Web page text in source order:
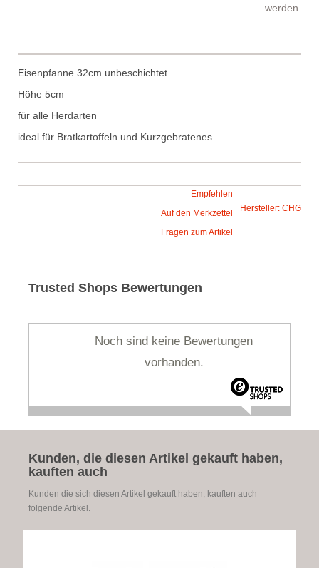
werden.
Eisenpfanne 32cm unbeschichtet
Höhe 5cm
für alle Herdarten
ideal für Bratkartoffeln und Kurzgebratenes
Hersteller: CHG
Empfehlen
Auf den Merkzettel
Fragen zum Artikel
Trusted Shops Bewertungen
Noch sind keine Bewertungen
vorhanden.
Kunden, die diesen Artikel gekauft haben,
kauften auch
Kunden die sich diesen Artikel gekauft haben, kauften auch
folgende Artikel.